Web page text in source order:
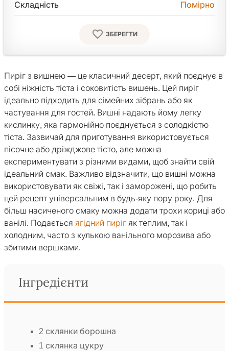
Складність Помірно
ЗБЕРЕГТИ
Пиріг з вишнею — це класичний десерт, який поєднує в
собі ніжність тіста і соковитість вишень. Цей пиріг
ідеально підходить для сімейних зібрань або як
частування для гостей. Вишні надають йому легку
кислинку, яка гармонійно поєднується з солодкістю
тіста. Зазвичай для приготування використовується
пісочне або дріжджове тісто, але можна
експериментувати з різними видами, щоб знайти свій
ідеальний смак. Важливо відзначити, що вишні можна
використовувати як свіжі, так і заморожені, що робить
цей рецепт універсальним в будь-яку пору року. Для
більш насиченого смаку можна додати трохи кориці або
ванілі. Подається ягідний пиріг як теплим, так і
холодним, часто з кулькою ванільного морозива або
збитими вершками.
Інгредієнти
2 склянки борошна
1 склянка цукру